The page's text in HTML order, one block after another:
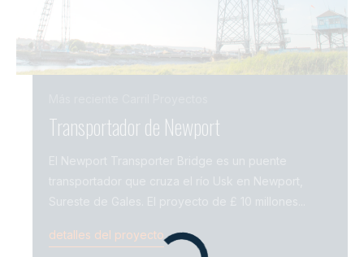
Transportador de Newport
detalles del proyecto